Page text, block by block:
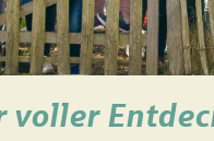
voller